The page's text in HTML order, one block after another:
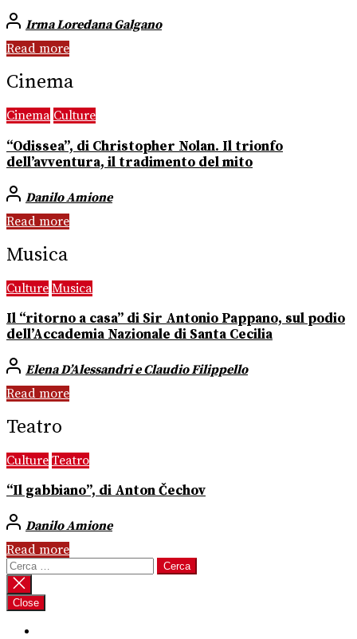
Irma Loredana Galgano
Read more
Cinema
Cinema Culture
“Odissea”, di Christopher Nolan. Il trionfo
dell’avventura, il tradimento del mito
Danilo Amione
Read more
Musica
Culture Musica
Il “ritorno a casa” di Sir Antonio Pappano, sul podio
dell’Accademia Nazionale di Santa Cecilia
Elena D’Alessandri e Claudio Filippello
Read more
Teatro
Culture Teatro
“Il gabbiano”, di Anton Čechov
Danilo Amione
Read more
Ricerca
per:
Close